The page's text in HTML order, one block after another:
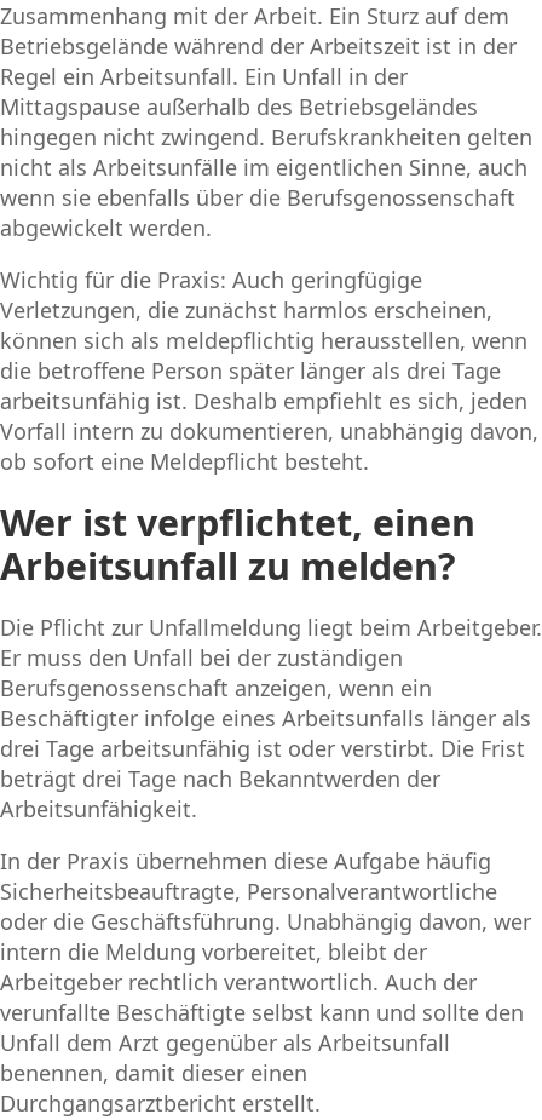
Zusammenhang mit der Arbeit. Ein Sturz auf dem
Betriebsgelände während der Arbeitszeit ist in der
Regel ein Arbeitsunfall. Ein Unfall in der
Mittagspause außerhalb des Betriebsgeländes
hingegen nicht zwingend. Berufskrankheiten gelten
nicht als Arbeitsunfälle im eigentlichen Sinne, auch
wenn sie ebenfalls über die Berufsgenossenschaft
abgewickelt werden.
Wichtig für die Praxis: Auch geringfügige
Verletzungen, die zunächst harmlos erscheinen,
können sich als meldepflichtig herausstellen, wenn
die betroffene Person später länger als drei Tage
arbeitsunfähig ist. Deshalb empfiehlt es sich, jeden
Vorfall intern zu dokumentieren, unabhängig davon,
ob sofort eine Meldepflicht besteht.
Wer ist verpflichtet, einen
Arbeitsunfall zu melden?
Die Pflicht zur Unfallmeldung liegt beim Arbeitgeber.
Er muss den Unfall bei der zuständigen
Berufsgenossenschaft anzeigen, wenn ein
Beschäftigter infolge eines Arbeitsunfalls länger als
drei Tage arbeitsunfähig ist oder verstirbt. Die Frist
beträgt drei Tage nach Bekanntwerden der
Arbeitsunfähigkeit.
In der Praxis übernehmen diese Aufgabe häufig
Sicherheitsbeauftragte, Personalverantwortliche
oder die Geschäftsführung. Unabhängig davon, wer
intern die Meldung vorbereitet, bleibt der
Arbeitgeber rechtlich verantwortlich. Auch der
verunfallte Beschäftigte selbst kann und sollte den
Unfall dem Arzt gegenüber als Arbeitsunfall
benennen, damit dieser einen
Durchgangsarztbericht erstellt.